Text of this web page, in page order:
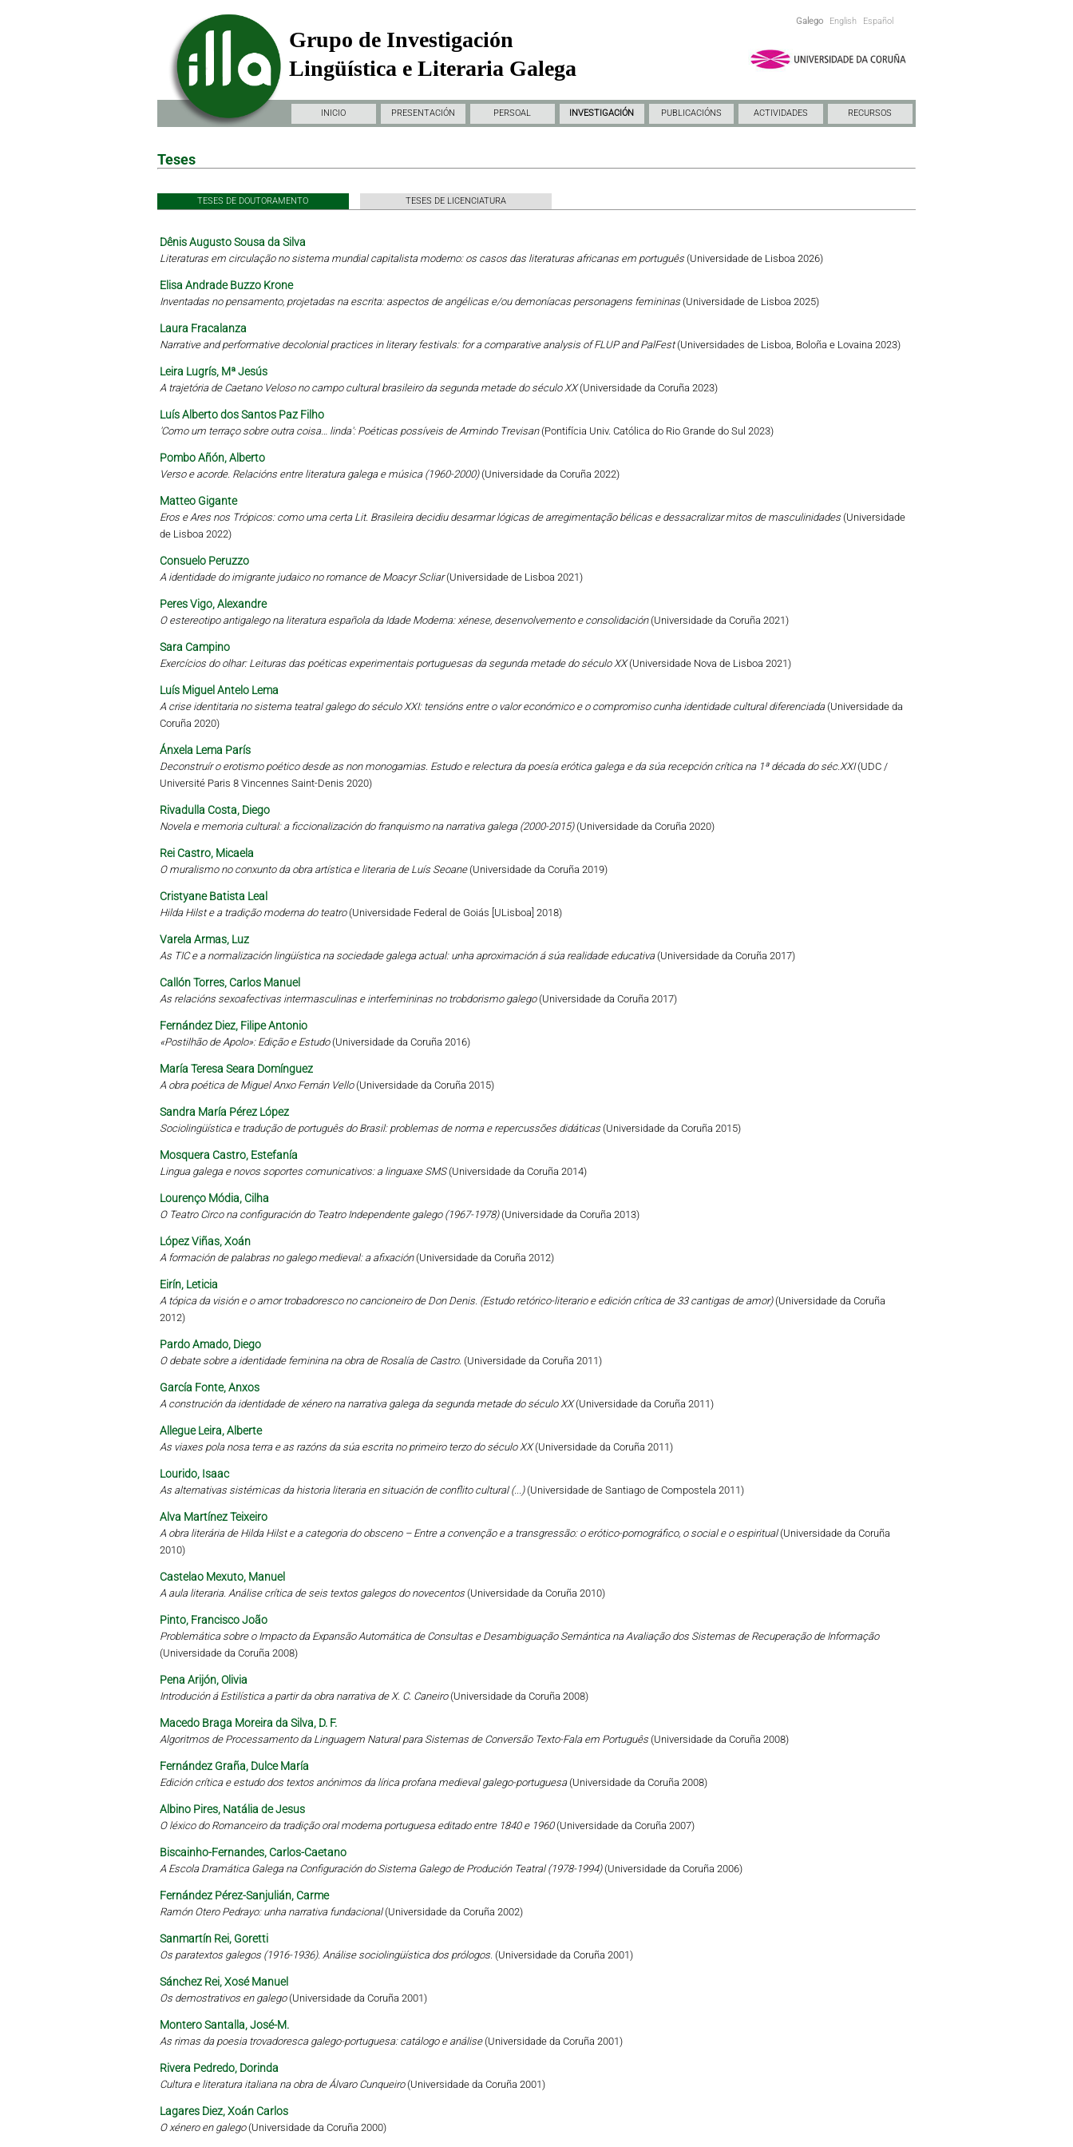
Galego English Español
Grupo de Investigación
Lingüística e Literaria Galega
INICIO PRESENTACIÓN PERSOAL INVESTIGACIÓN PUBLICACIÓNS ACTIVIDADES RECURSOS
Teses
TESES DE DOUTORAMENTO TESES DE LICENCIATURA
Dênis Augusto Sousa da Silva
Literaturas em circulação no sistema mundial capitalista moderno: os casos das literaturas africanas em português (Universidade de Lisboa 2026)
Elisa Andrade Buzzo Krone
Inventadas no pensamento, projetadas na escrita: aspectos de angélicas e/ou demoníacas personagens femininas (Universidade de Lisboa 2025)
Laura Fracalanza
Narrative and performative decolonial practices in literary festivals: for a comparative analysis of FLUP and PalFest(Universidades de Lisboa, Boloña e Lovaina 2023)
Leira Lugrís, Mª Jesús
A trajetória de Caetano Veloso no campo cultural brasileiro da segunda metade do século XX(Universidade da Coruña 2023)
Luís Alberto dos Santos Paz Filho
'Como um terraço sobre outra coisa… linda': Poéticas possíveis de Armindo Trevisan(Pontifícia Univ. Católica do Rio Grande do Sul 2023)
Pombo Añón, Alberto
Verso e acorde. Relacións entre literatura galega e música (1960-2000)(Universidade da Coruña 2022)
Matteo Gigante
Eros e Ares nos Trópicos: como uma certa Lit. Brasileira decidiu desarmar lógicas de arregimentação bélicas e dessacralizar mitos de masculinidades (Universidade
de Lisboa 2022)
Consuelo Peruzzo
A identidade do imigrante judaico no romance de Moacyr Scliar(Universidade de Lisboa 2021)
Peres Vigo, Alexandre
O estereotipo antigalego na literatura española da Idade Moderna: xénese, desenvolvemento e consolidación(Universidade da Coruña 2021)
Sara Campino
Exercícios do olhar: Leituras das poéticas experimentais portuguesas da segunda metade do século XX(Universidade Nova de Lisboa 2021)
Luís Miguel Antelo Lema
A crise identitaria no sistema teatral galego do século XXI: tensións entre o valor económico e o compromiso cunha identidade cultural diferenciada(Universidade da
Coruña 2020)
Ánxela Lema París
Deconstruír o erotismo poético desde as non monogamias. Estudo e relectura da poesía erótica galega e da súa recepción crítica na 1ª década do séc.XXI(UDC /
Université Paris 8 Vincennes Saint-Denis 2020)
Rivadulla Costa, Diego
Novela e memoria cultural: a ficcionalización do franquismo na narrativa galega (2000-2015)(Universidade da Coruña 2020)
Rei Castro, Micaela
O muralismo no conxunto da obra artística e literaria de Luís Seoane(Universidade da Coruña 2019)
Cristyane Batista Leal
Hilda Hilst e a tradição moderna do teatro(Universidade Federal de Goiás [ULisboa] 2018)
Varela Armas, Luz
As TIC e a normalización lingüística na sociedade galega actual: unha aproximación á súa realidade educativa(Universidade da Coruña 2017)
Callón Torres, Carlos Manuel
As relacións sexoafectivas intermasculinas e interfemininas no trobdorismo galego(Universidade da Coruña 2017)
Fernández Diez, Filipe Antonio
«Postilhão de Apolo»: Edição e Estudo(Universidade da Coruña 2016)
María Teresa Seara Domínguez
A obra poética de Miguel Anxo Fernán Vello(Universidade da Coruña 2015)
Sandra María Pérez López
Sociolingüística e tradução de português do Brasil: problemas de norma e repercussões didáticas (Universidade da Coruña 2015)
Mosquera Castro, Estefanía
Lingua galega e novos soportes comunicativos: a linguaxe SMS(Universidade da Coruña 2014)
Lourenço Módia, Cilha
O Teatro Circo na configuración do Teatro Independente galego (1967-1978)(Universidade da Coruña 2013)
López Viñas, Xoán
A formación de palabras no galego medieval: a afixación(Universidade da Coruña 2012)
Eirín, Leticia
A tópica da visión e o amor trobadoresco no cancioneiro de Don Denis. (Estudo retórico-literario e edición crítica de 33 cantigas de amor)(Universidade da Coruña
2012)
Pardo Amado, Diego
O debate sobre a identidade feminina na obra de Rosalía de Castro. (Universidade da Coruña 2011)
García Fonte, Anxos
A construción da identidade de xénero na narrativa galega da segunda metade do século XX(Universidade da Coruña 2011)
Allegue Leira, Alberte
As viaxes pola nosa terra e as razóns da súa escrita no primeiro terzo do século XX(Universidade da Coruña 2011)
Lourido, Isaac
As alternativas sistémicas da historia literaria en situación de conflito cultural (...)(Universidade de Santiago de Compostela 2011)
Alva Martínez Teixeiro
A obra literária de Hilda Hilst e a categoria do obsceno – Entre a convenção e a transgressão: o erótico-pornográfico, o social e o espiritual(Universidade da Coruña
2010)
Castelao Mexuto, Manuel
A aula literaria. Análise crítica de seis textos galegos do novecentos (Universidade da Coruña 2010)
Pinto, Francisco João
Problemática sobre o Impacto da Expansão Automática de Consultas e Desambiguação Semántica na Avaliação dos Sistemas de Recuperação de Informação
(Universidade da Coruña 2008)
Pena Arijón, Olivia
Introdución á Estilística a partir da obra narrativa de X. C. Caneiro(Universidade da Coruña 2008)
Macedo Braga Moreira da Silva, D. F.
Algoritmos de Processamento da Linguagem Natural para Sistemas de Conversão Texto-Fala em Português (Universidade da Coruña 2008)
Fernández Graña, Dulce María
Edición crítica e estudo dos textos anónimos da lírica profana medieval galego-portuguesa(Universidade da Coruña 2008)
Albino Pires, Natália de Jesus
O léxico do Romanceiro da tradição oral moderna portuguesa editado entre 1840 e 1960(Universidade da Coruña 2007)
Biscainho-Fernandes, Carlos-Caetano
A Escola Dramática Galega na Configuración do Sistema Galego de Produción Teatral (1978-1994)(Universidade da Coruña 2006)
Fernández Pérez-Sanjulián, Carme
Ramón Otero Pedrayo: unha narrativa fundacional(Universidade da Coruña 2002)
Sanmartín Rei, Goretti
Os paratextos galegos (1916-1936). Análise sociolingüística dos prólogos. (Universidade da Coruña 2001)
Sánchez Rei, Xosé Manuel
Os demostrativos en galego(Universidade da Coruña 2001)
Montero Santalla, José-M.
As rimas da poesia trovadoresca galego-portuguesa: catálogo e análise(Universidade da Coruña 2001)
Rivera Pedredo, Dorinda
Cultura e literatura italiana na obra de Álvaro Cunqueiro(Universidade da Coruña 2001)
Lagares Diez, Xoán Carlos
O xénero en galego(Universidade da Coruña 2000)